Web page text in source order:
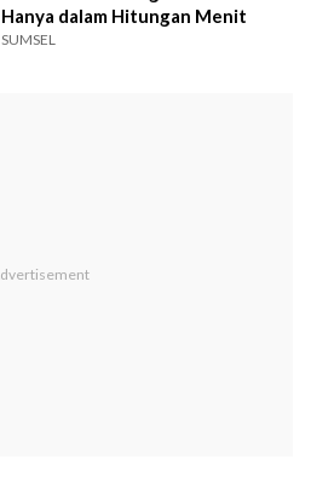
Hanya dalam Hitungan Menit
SUMSEL